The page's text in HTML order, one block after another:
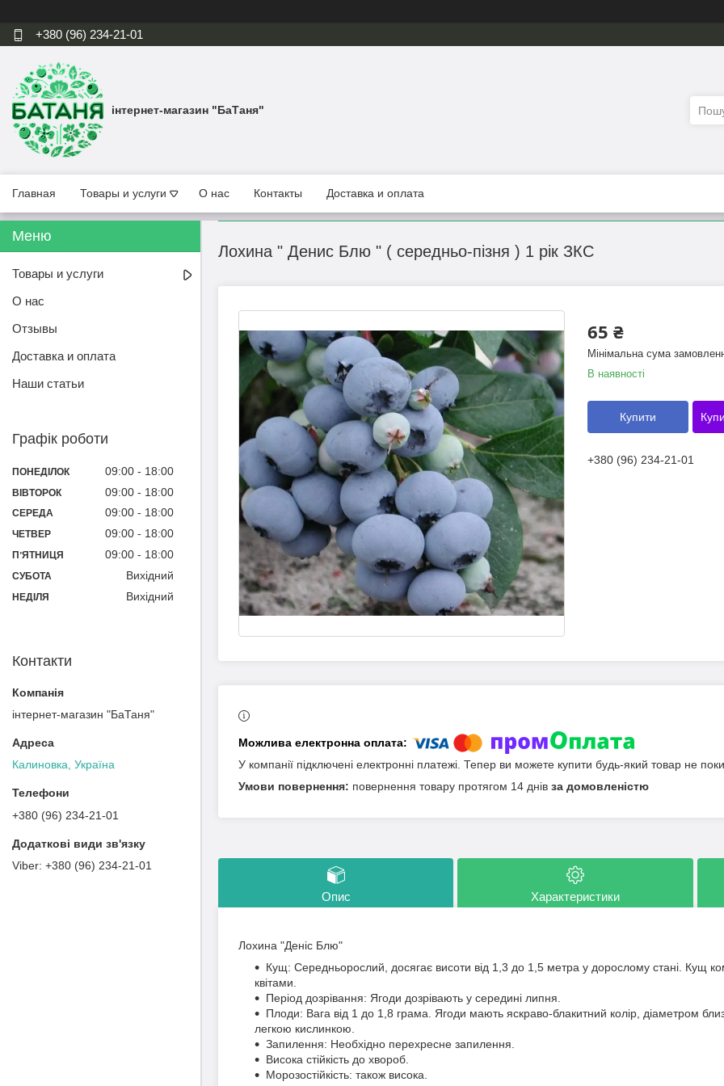
+380 (96) 234-21-01
інтернет-магазин "БаТаня"
Главная Товары и услуги О нас Контакты Доставка и оплата
Лохина " Денис Блю " ( середньо-пізня ) 1 рік ЗКС
65 ₴
Мінімальна сума
В наявності
Купити
+380 (96) 234-21-01
У компанії підключені електронні платежі. Тепер ви можете купити будь-який товар не
повернення товару протягом 14 днів за домовленістю
Опис Характеристики
Лохина "Деніс Блю"
Кущ: Середньорослий, досягає висоти від 1,3 до 1,5 метра у дорослому стані. Кущ
квітами.
Період дозрівання: Ягоди дозрівають у середині липня.
Плоди: Вага від 1 до 1,8 грама. Ягоди мають яскраво-блакитний колір, діаметром
легкою кислинкою.
Запилення: Необхідно перехресне запилення.
Висока стійкість до хвороб.
Морозостійкість: також висока.
Товары и услуги
О нас
Отзывы
Доставка и оплата
Наши статьи
Графік роботи
ПОНЕДІЛОК 09:00 18:00
ВІВТОРОК 09:00 18:00
СЕРЕДА 09:00 18:00
ЧЕТВЕР 09:00 18:00
ПʼЯТНИЦЯ 09:00 18:00
СУБОТА Вихідний
НЕДІЛЯ Вихідний
Контакти
інтернет-магазин "БаТаня"
Калиновка, Україна
+380 (96) 234-21-01
+380 (96) 234-21-01